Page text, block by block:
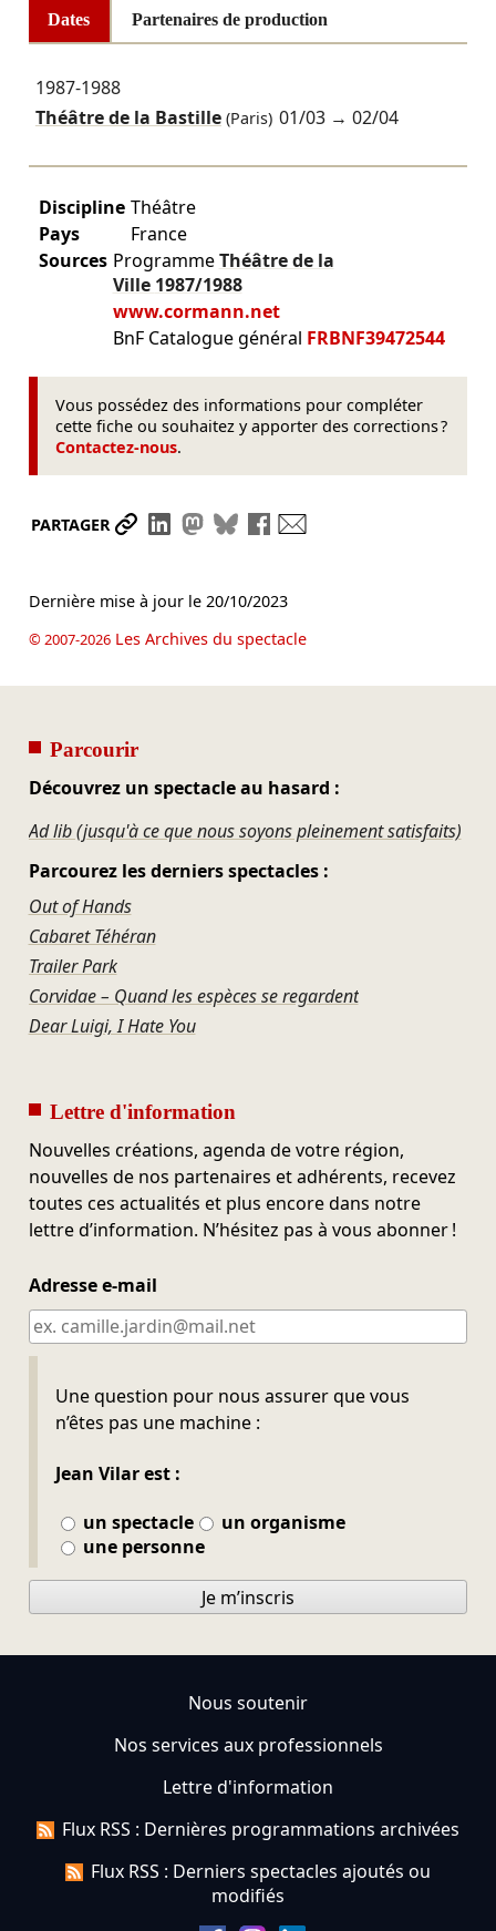
Dates Partenaires de production
1987-1988
Théâtre de la Bastille(Paris) 01/03 →02/04
Discipline Théâtre
Pays
France
Sources ProgrammeThéâtre de la
Ville 1987/1988
www.cormann.net
BnF Catalogue général FRBNF39472544
Vous possédez des informations pour compléter
cette fiche ou souhaitez y apporter des corrections ?
Contactez-nous.
PARTAGER Partager le lien
Partager sur LinkedIn
Partager sur Mastodon
Partager sur Bluesky
Partager sur Facebook
Dernière mise à jour le 20/10/2023
© 2007-2026Les Archives du spectacle
Parcourir
Découvrez un spectacle au hasard :
Ad lib (jusqu'à ce que nous soyons pleinement satisfaits)
Parcourez les derniers spectacles :
Out of Hands
Cabaret Téhéran
Trailer Park
Corvidae – Quand les espèces se regardent
Dear Luigi, I Hate You
Lettre d'information
Nouvelles créations, agenda de votre région,
nouvelles de nos partenaires et adhérents, recevez
toutes ces actualités et plus encore dans notre
lettre d’information. N’hésitez pas à vous abonner !
Adresse e-mail
Une question pour nous assurer que vous
n’êtes pas une machine :
Jean Vilar est :
un spectacle
un organisme
une personne
Ne pas remplir
Je m’inscris
Nous soutenir
Nos services aux professionnels
Lettre d'information
Flux RSS : Dernières programmations archivées
Flux RSS : Derniers spectacles ajoutés ou
modifiés